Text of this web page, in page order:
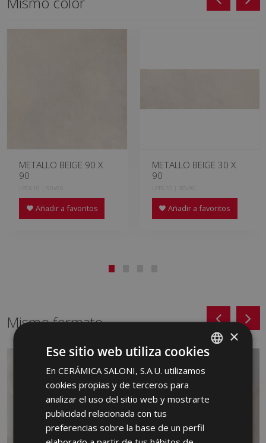
METALLO BEIGE 90 X
90
LPC610 | 90x90
Añadir a favoritos
METALLO BEIGE 30 X
90
LPF610 | 30x90
Añadir a favoritos
Mismo formato
SPANISH
ENGLISH
GERMAN
×
Ese sitio web utiliza cookies
En CERÁMICA SALONI, S.A.U. utilizamos
cookies propias y de terceros para
analizar el uso del sitio web y mostrarte
publicidad relacionada con tus
preferencias sobre la base de un perfil